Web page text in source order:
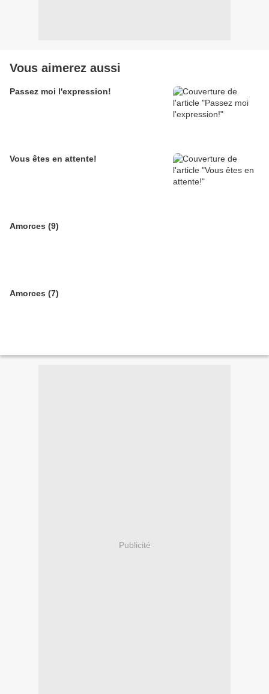
Vous aimerez aussi
Passez moi l'expression!
Vous êtes en attente!
Amorces (9)
Amorces (7)
Publicité